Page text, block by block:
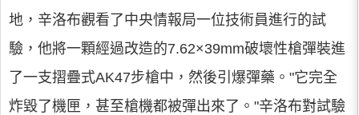
地，辛洛布觀看了中央情報局一位技術員進行的試
驗，他將一顆經過改造的7.62×39mm破壞性槍彈裝進
了一支摺疊式AK47步槍中，然後引爆彈藥。"它完全
炸毀了機匣，甚至槍機都被彈出來了。"辛洛布對試驗